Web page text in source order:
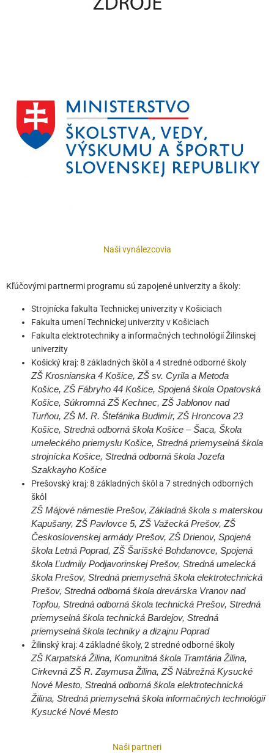
Naši vynálezcovia
Kľúčovými partnermi programu sú zapojené univerzity a školy:
Strojnícka fakulta Technickej univerzity v Košiciach
Fakulta umení Technickej univerzity v Košiciach
Fakulta elektrotechniky a informačných technológií Žilinskej
univerzity
Košický kraj: 8 základných škôl a 4 stredné odborné školy
ZŠ Krosnianska 4 Košice, ZŠ sv. Cyrila a Metoda
Košice, ZŠ Fábryho 44 Košice, Spojená škola Opatovská
Košice, Súkromná ZŠ Kechnec, ZŠ Jablonov nad
Turňou, ZŠ M. R. Štefánika Budimír, ZŠ Hroncova 23
Košice, Stredná odborná škola Košice – Šaca, Škola
umeleckého priemyslu Košice, Stredná priemyselná škola
strojnícka Košice, Stredná odborná škola Jozefa
Szakkayho Košice
Prešovský kraj: 8 základných škôl a 7 stredných odborných
škôl
ZŠ Májové námestie Prešov, Základná škola s materskou
Kapušany, ZŠ Pavlovce 5, ZŠ Važecká Prešov, ZŠ
Československej armády Prešov, ZŠ Drienov, Spojená
škola Letná Poprad, ZŠ Šarišské Bohdanovce, Spojená
škola Ľudmily Podjavorinskej Prešov, Stredná umelecká
škola Prešov, Stredná priemyselná škola elektrotechnická
Prešov, Stredná odborná škola drevárska Vranov nad
Topľou, Stredná odborná škola technická Prešov, Stredná
priemyselná škola technická Bardejov, Stredná
priemyselná škola techniky a dizajnu Poprad
Žilinský kraj: 4 základné školy, 2 stredné odborné školy
ZŠ Karpatská Žilina, Komunitná škola Tramtária Žilina,
Cirkevná ZŠ R. Zaymusa Žilina, ZŠ Nábrežná Kysucké
Nové Mesto, Stredná odborná škola elektrotechnická
Žilina, Stredná priemyselná škola informačných technológií
Kysucké Nové Mesto
Naši partneri